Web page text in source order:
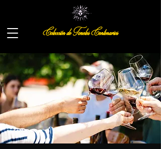
Colección de Toneles Centenarios